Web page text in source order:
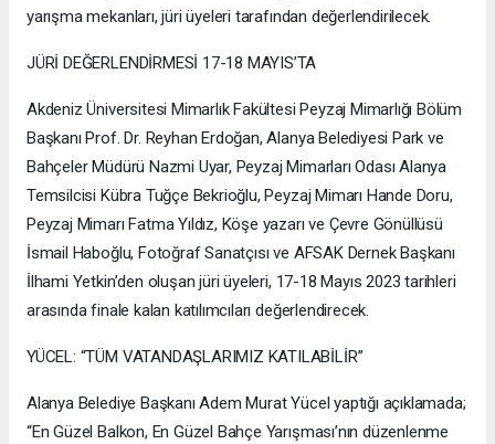
yarışma mekanları, jüri üyeleri tarafından değerlendirilecek.
JÜRİ DEĞERLENDİRMESİ 17-18 MAYIS’TA
Akdeniz Üniversitesi Mimarlık Fakültesi Peyzaj Mimarlığı Bölüm
Başkanı Prof. Dr. Reyhan Erdoğan, Alanya Belediyesi Park ve
Bahçeler Müdürü Nazmi Uyar, Peyzaj Mimarları Odası Alanya
Temsilcisi Kübra Tuğçe Bekrioğlu, Peyzaj Mimarı Hande Doru,
Peyzaj Mimarı Fatma Yıldız, Köşe yazarı ve Çevre Gönüllüsü
İsmail Haboğlu, Fotoğraf Sanatçısı ve AFSAK Dernek Başkanı
İlhami Yetkin’den oluşan jüri üyeleri, 17-18 Mayıs 2023 tarihleri
arasında finale kalan katılımcıları değerlendirecek.
YÜCEL: “TÜM VATANDAŞLARIMIZ KATILABİLİR”
Alanya Belediye Başkanı Adem Murat Yücel yaptığı açıklamada;
“En Güzel Balkon, En Güzel Bahçe Yarışması’nın düzenlenme